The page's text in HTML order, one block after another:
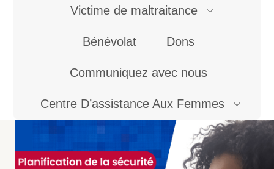
Victime de maltraitance
Bénévolat Dons
Communiquez avec nous
Centre D’assistance Aux Femmes